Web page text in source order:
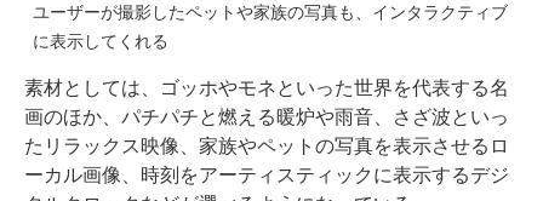
ユーザーが撮影したペットや家族の写真も、インタラクティブ
に表示してくれる
素材としては、ゴッホやモネといった世界を代表する名
画のほか、パチパチと燃える暖炉や雨音、さざ波といっ
たリラックス映像、家族やペットの写真を表示させるロ
ーカル画像、時刻をアーティスティックに表示するデジ